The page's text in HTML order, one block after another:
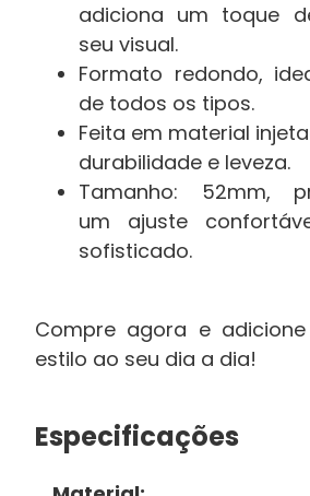
adiciona um toque
seu visual.
Formato redondo,
de todos os tipos.
Feita em material
durabilidade e leveza.
Tamanho: 52mm,
um ajuste
sofisticado.
Compre agora e
estilo ao seu dia a dia!
Especificações